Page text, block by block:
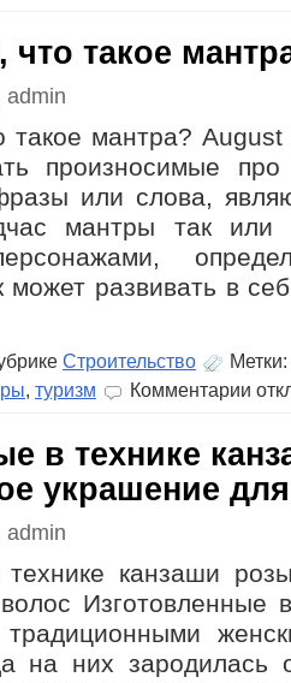
выращивание
семян
и
что такое
admin
такое мантра?
произносимые
или слова,
мантры так или
может развивать в
Строительство
Метки:
, туризм Комментарии
что
такое
в технике
украшение
admin
канзаши
Изготовленные
на них зародилась